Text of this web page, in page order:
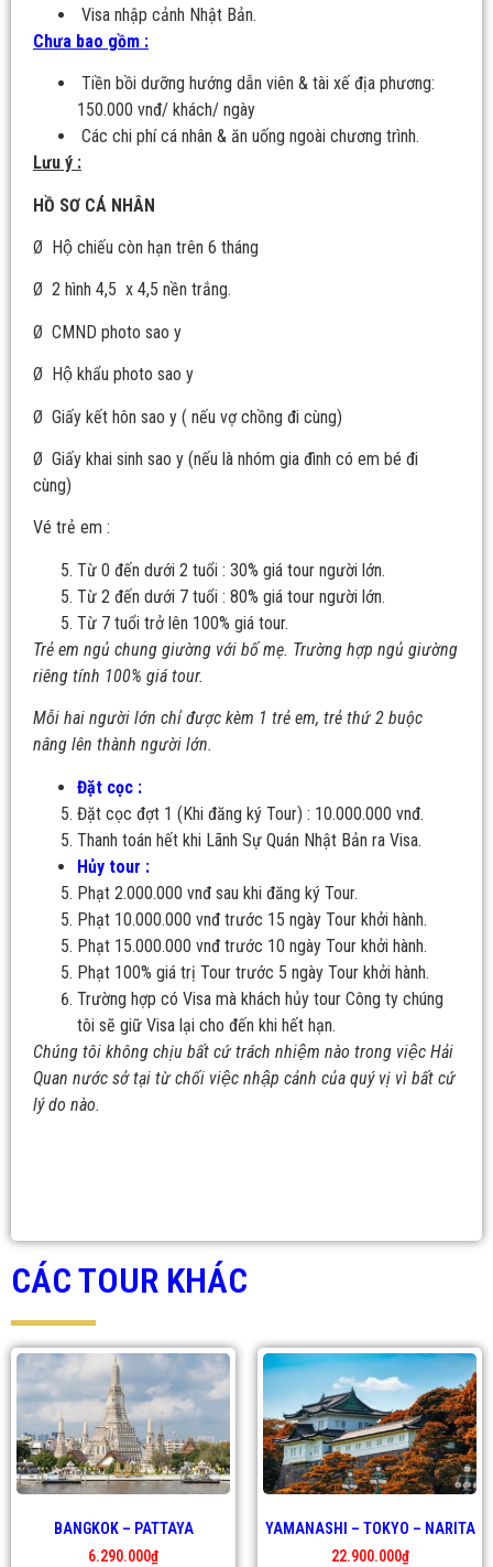
Visa nhập cảnh Nhật Bản.
Chưa bao gồm :
Tiền bồi dưỡng hướng dẫn viên & tài xế địa phương:
150.000 vnđ/ khách/ ngày
Các chi phí cá nhân & ăn uống ngoài chương trình.
Lưu ý :
HỒ SƠ CÁ NHÂN
Ø Hộ chiếu còn hạn trên 6 tháng
Ø 2 hình 4,5 x 4,5 nền trắng.
Ø CMND photo sao y
Ø Hộ khẩu photo sao y
Ø Giấy kết hôn sao y ( nếu vợ chồng đi cùng)
Ø Giấy khai sinh sao y (nếu là nhóm gia đình có em bé đi
cùng)
Vé trẻ em :
Từ 0 đến dưới 2 tuổi : 30% giá tour người lớn.
Từ 2 đến dưới 7 tuổi : 80% giá tour người lớn.
Từ 7 tuổi trở lên 100% giá tour.
Trẻ em ngủ chung giường với bố mẹ. Trường hợp ngủ giường
riêng tính 100% giá tour.
Mỗi hai người lớn chỉ được kèm 1 trẻ em, trẻ thứ 2 buộc
nâng lên thành người lớn.
Đặt cọc :
Đặt cọc đợt 1 (Khi đăng ký Tour) : 10.000.000 vnđ.
Thanh toán hết khi Lãnh Sự Quán Nhật Bản ra Visa.
Hủy tour :
Phạt 2.000.000 vnđ sau khi đăng ký Tour.
Phạt 10.000.000 vnđ trước 15 ngày Tour khởi hành.
Phạt 15.000.000 vnđ trước 10 ngày Tour khởi hành.
Phạt 100% giá trị Tour trước 5 ngày Tour khởi hành.
Trường hợp có Visa mà khách hủy tour Công ty chúng
tôi sẽ giữ Visa lại cho đến khi hết hạn.
Chúng tôi không chịu bất cứ trách nhiệm nào trong việc Hải
Quan nước sở tại từ chối việc nhập cảnh của quý vị vì bất cứ
lý do nào.
CÁC TOUR KHÁC
BANGKOK – PATTAYA
6.290.000₫
YAMANASHI – TOKYO – NARITA
22.900.000₫